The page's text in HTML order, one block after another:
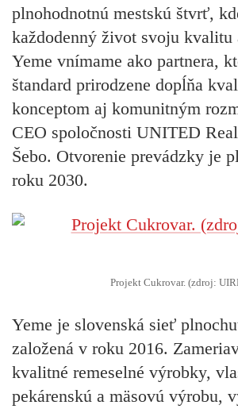
plnohodnotnú mestskú štvrť,
každodenný život svoju kvalitu
Yeme vnímame ako partnera,
štandard prirodzene dopĺňa
konceptom aj komunitným
CEO spoločnosti UNITED
Šebo. Otvorenie prevádzky je
roku 2030.
Projekt Cukrovar. (zdroj:
Yeme je slovenská sieť
založená v roku 2016.
kvalitné remeselné výrobky,
pekárenskú a mäsovú výrobu,